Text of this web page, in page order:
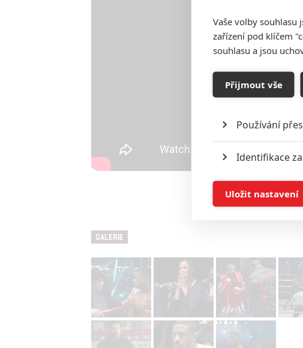
GALERIE
Vaše volby souhlasu
zařízení pod klíčem
souhlasu a jsou
Přijmout vše
Používání
Identifikace
Ukládání a/
služeb
Udělením souhlasu
možnost: Zajištění
Poskytování a
Uložit nastavení